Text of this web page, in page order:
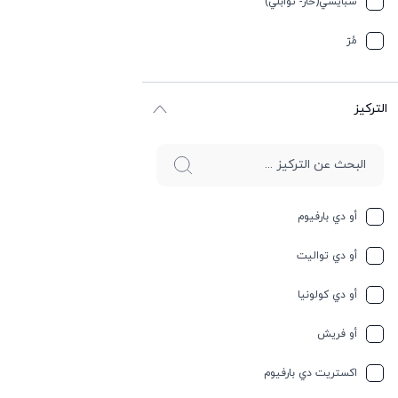
جوز الهند
حامِض
مُرّ
التركيز
أو دي بارفيوم
أو دي تواليت
أو دي كولونيا
أو فريش
اكستريت دي بارفيوم